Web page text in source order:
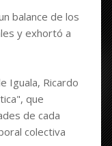
balance de los
y exhortó a
Iguala, Ricardo
que
de cada
colectiva